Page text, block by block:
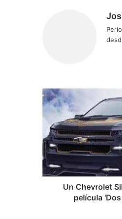
Un
Chevrolet
Silverado
inspirado
en
la
película
'Dos
pícaros
Un Chevrolet
película